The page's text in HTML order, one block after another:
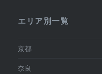
エリア別一覧
京都
奈良